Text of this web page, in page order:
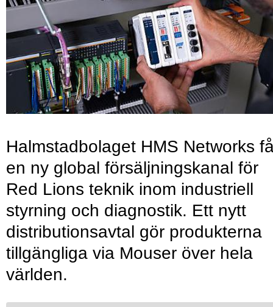
Halmstadbolaget HMS Networks
en ny global försäljningskanal för
Red Lions teknik inom industriell
styrning och diagnostik. Ett nytt
distributionsavtal gör produkterna
tillgängliga via Mouser över hela
världen.